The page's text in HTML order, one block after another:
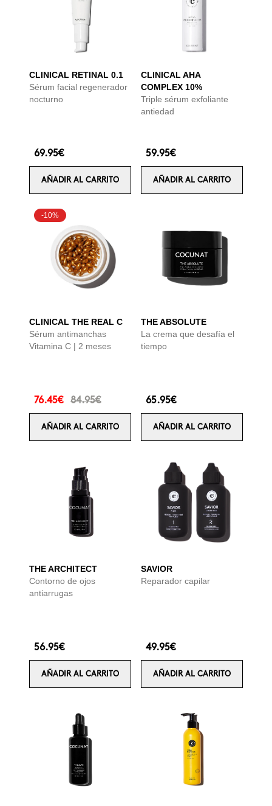
CLINICAL RETINAL 0.1
Sérum facial regenerador
nocturno
69.95€
AÑADIR AL CARRITO
CLINICAL AHA
COMPLEX 10%
Triple sérum exfoliante
antiedad
59.95€
AÑADIR AL CARRITO
-10%
CLINICAL THE REAL C
Sérum antimanchas
Vitamina C | 2 meses
76.45€ 84.95€
AÑADIR AL CARRITO
THE ABSOLUTE
La crema que desafía el
tiempo
65.95€
AÑADIR AL CARRITO
THE ARCHITECT
Contorno de ojos
antiarrugas
56.95€
AÑADIR AL CARRITO
SAVIOR
Reparador capilar
49.95€
AÑADIR AL CARRITO